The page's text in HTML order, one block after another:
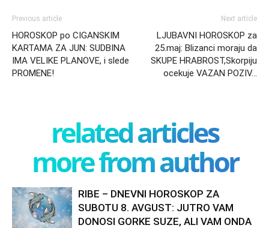
Previous article
HOROSKOP po CIGANSKIM
KARTAMA ZA JUN: SUDBINA
IMA VELIKE PLANOVE, i slede
PROMENE!
Next article
LJUBAVNI HOROSKOP za
25.maj: Blizanci moraju da
SKUPE HRABROST,Skorpiju
ocekuje VAZAN POZIV…
related articles
more from author
RIBE – DNEVNI HOROSKOP ZA
SUBOTU 8. AVGUST: JUTRO VAM
DONOSI GORKE SUZE, ALI VAM ONDA